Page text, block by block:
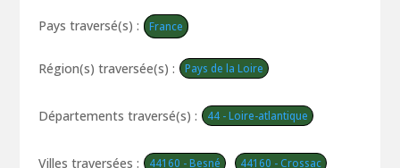
Pays traversé(s) : France
Région(s) traversée(s) : Pays de la Loire
Départements traversé(s) : 44 - Loire-atlantique
Villes traversées : 44160 - Besné 44160 - Crossac